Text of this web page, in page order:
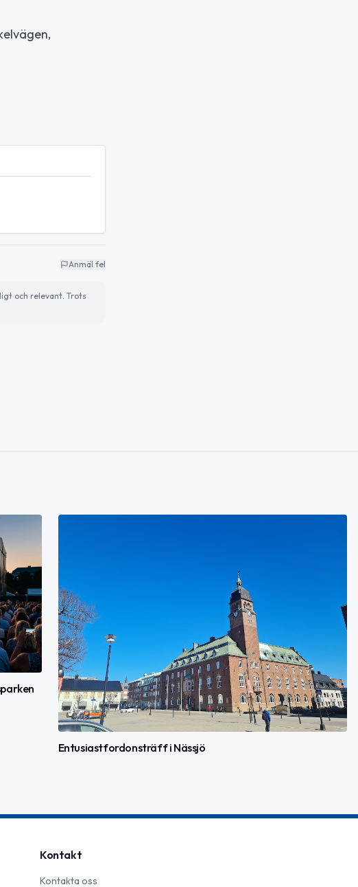
Anmäl fel
och relevant. Trots
Entusiastfordonsträff i Nässjö
Kontakt
Kontakta oss